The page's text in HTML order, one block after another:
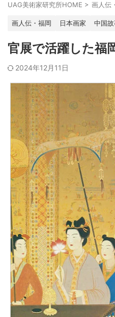
UAG美術家研究所HOME > 画人伝
画人伝・福岡 日本画家 中国
官展で活躍した福
2024年12月11日